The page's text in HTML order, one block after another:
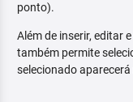
ponto).
Além de inserir, editar
também permite
selecionado